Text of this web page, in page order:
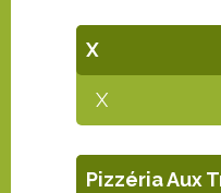
X
X
Pizzéria Aux